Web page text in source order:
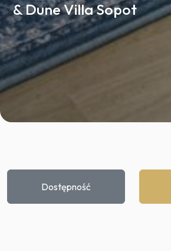
& Dune Villa Sopot
Dostępność